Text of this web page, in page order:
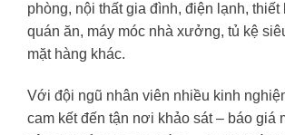
phòng, nội thất gia đình, điện lạnh, thiết
quán ăn, máy móc nhà xưởng, tủ kệ
mặt hàng khác.
Với đội ngũ nhân viên nhiều kinh
cam kết đến tận nơi khảo sát – báo giá